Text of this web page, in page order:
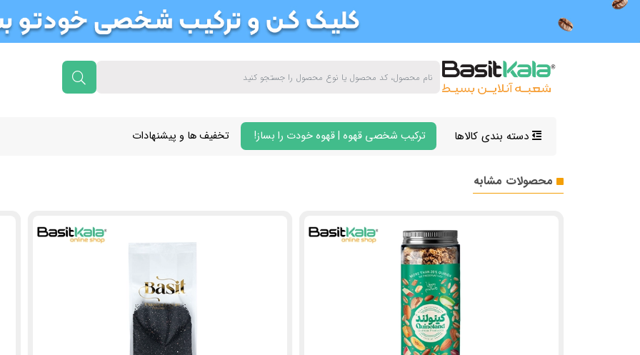
دسته بندی کالاها ترکیب شخصی قهوه | قهوه خودت را بساز! تخفیف ها و پیشنهادات
محصولات مشابه